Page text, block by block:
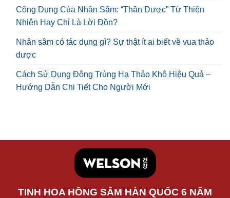
Công Dụng Của Nhân Sâm: “Thần Dược” Từ Thiên
Nhiên Hay Chỉ Là Lời Đồn?
Nhân sâm có tác dụng gì? Sự thật ít ai biết về vua thảo
dược
Cách Sử Dụng Đông Trùng Hạ Thảo Khô Hiệu Quả –
Hướng Dẫn Chi Tiết Cho Người Mới
TINH HOA HỒNG SÂM HÀN QUỐC 6 NĂM